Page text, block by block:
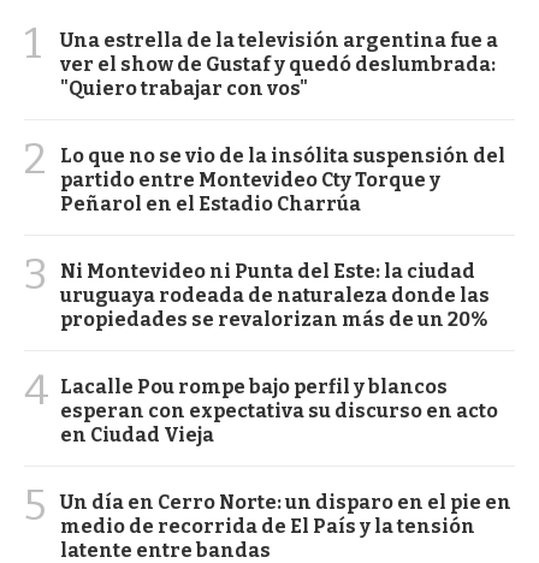
1
Una estrella de la televisión argentina fue a
ver el show de Gustaf y quedó deslumbrada:
"Quiero trabajar con vos"
2
Lo que no se vio de la insólita suspensión del
partido entre Montevideo Cty Torque y
Peñarol en el Estadio Charrúa
3
Ni Montevideo ni Punta del Este: la ciudad
uruguaya rodeada de naturaleza donde las
propiedades se revalorizan más de un 20%
4 Lacalle Pou rompe bajo perfil y blancos
esperan con expectativa su discurso en acto
en Ciudad Vieja
5
Un día en Cerro Norte: un disparo en el pie en
medio de recorrida de El País y la tensión
latente entre bandas